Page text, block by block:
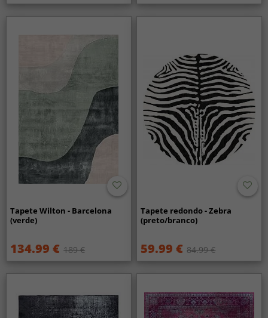
Tapete Wilton - Barcelona
(verde)
134.99 € 189 €
Tapete redondo - Zebra
(preto/branco)
59.99 € 84.99 €